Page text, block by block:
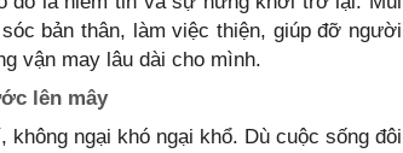
bản thân, làm việc thiện, giúp đỡ người
vận may lâu dài cho mình.
lên mây
ngại khó ngại khổ. Dù cuộc sống đôi